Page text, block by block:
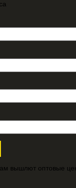
вышлют оптовые